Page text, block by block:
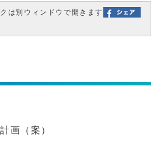
は別ウィンドウで開きます
画（案）